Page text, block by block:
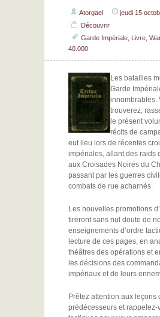
Atorgael
jeudi 15
Découvrir
Garde Impériale Livre
40.000
Les batailles
Garde
innombrables.
trouverez,
le présent
récits de
eut lieu lors de récentes
impériales, allant des raids
aux Croisades Noires du
passant par les guerres
combats de rue acharnés.
Les nouvelles promotions
tireront sans nul doute de
enseignements d’ordre
lecture de ces pages, en
théâtres des opérations et
les décisions des
impériaux et de leurs
Prêtez attention aux leçons
prédécesseurs et rappelez-